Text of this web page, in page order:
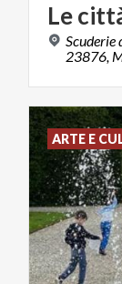
Le
Scuderie
23876,
ARTE E